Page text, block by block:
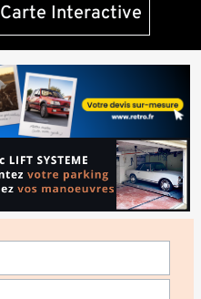
Carte Interactive